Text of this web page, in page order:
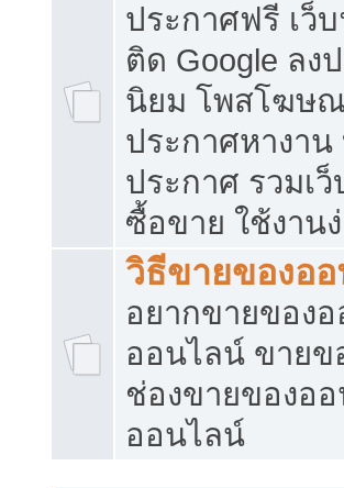
ประกาศฟรี เว็
ติด Google ลง
นิยม โพสโฆษ
ประกาศหางาน
ประกาศ รวมเ
ซื้อขาย ใช้งาน
วิธีขายของอ
อยากขายของ
ออนไลน์ ขายข
ช่องขายของอ
ออนไลน์